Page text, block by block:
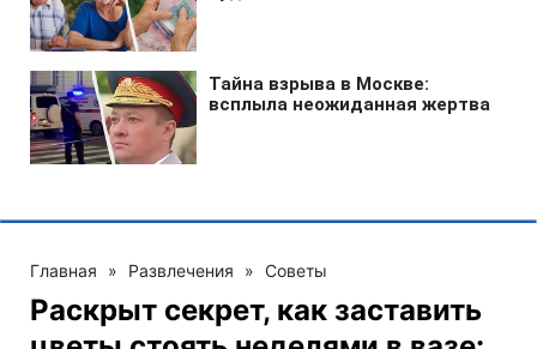
Главная » Развлечения » Советы
Раскрыт секрет, как заставить